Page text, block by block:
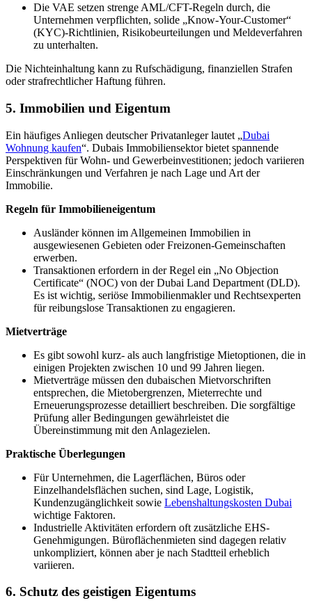
Die VAE setzen strenge AML/CFT-Regeln durch, die
Unternehmen verpflichten, solide „Know-Your-Customer“
(KYC)-Richtlinien, Risikobeurteilungen und Meldeverfahren
zu unterhalten.
Die Nichteinhaltung kann zu Rufschädigung, finanziellen Strafen
oder strafrechtlicher Haftung führen.
5. Immobilien und Eigentum
Ein häufiges Anliegen deutscher Privatanleger lautet „Dubai
Wohnung kaufen“. Dubais Immobiliensektor bietet spannende
Perspektiven für Wohn- und Gewerbeinvestitionen; jedoch variieren
Einschränkungen und Verfahren je nach Lage und Art der
Immobilie.
Regeln für Immobilieneigentum
Ausländer können im Allgemeinen Immobilien in
ausgewiesenen Gebieten oder Freizonen-Gemeinschaften
erwerben.
Transaktionen erfordern in der Regel ein „No Objection
Certificate“ (NOC) von der Dubai Land Department (DLD).
Es ist wichtig, seriöse Immobilienmakler und Rechtsexperten
für reibungslose Transaktionen zu engagieren.
Mietverträge
Es gibt sowohl kurz- als auch langfristige Mietoptionen, die in
einigen Projekten zwischen 10 und 99 Jahren liegen.
Mietverträge müssen den dubaischen Mietvorschriften
entsprechen, die Mietobergrenzen, Mieterrechte und
Erneuerungsprozesse detailliert beschreiben. Die sorgfältige
Prüfung aller Bedingungen gewährleistet die
Übereinstimmung mit den Anlagezielen.
Praktische Überlegungen
Für Unternehmen, die Lagerflächen, Büros oder
Einzelhandelsflächen suchen, sind Lage, Logistik,
Kundenzugänglichkeit sowie Lebenshaltungskosten Dubai
wichtige Faktoren.
Industrielle Aktivitäten erfordern oft zusätzliche EHS-
Genehmigungen. Büroflächenmieten sind dagegen relativ
unkompliziert, können aber je nach Stadtteil erheblich
variieren.
6. Schutz des geistigen Eigentums